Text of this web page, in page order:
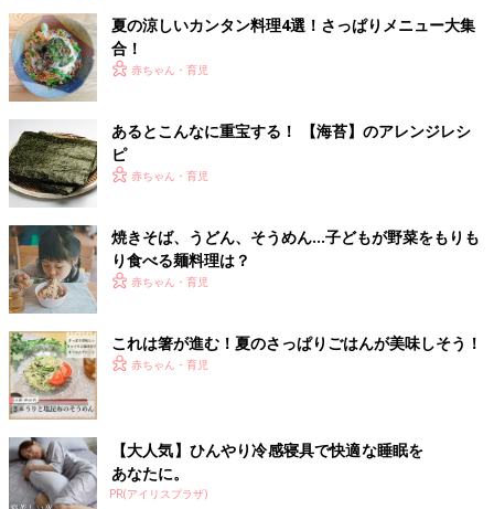
夏の涼しいカンタン料理4選！さっぱりメニュー大集
合！
赤ちゃん・育児
あるとこんなに重宝する！ 【海苔】のアレンジレシ
ピ
赤ちゃん・育児
焼きそば、うどん、そうめん…子どもが野菜をもりも
り食べる麺料理は？
赤ちゃん・育児
これは箸が進む！夏のさっぱりごはんが美味しそう！
赤ちゃん・育児
【大人気】ひんやり冷感寝具で快適な睡眠を
あなたに。
PR(アイリスプラザ)